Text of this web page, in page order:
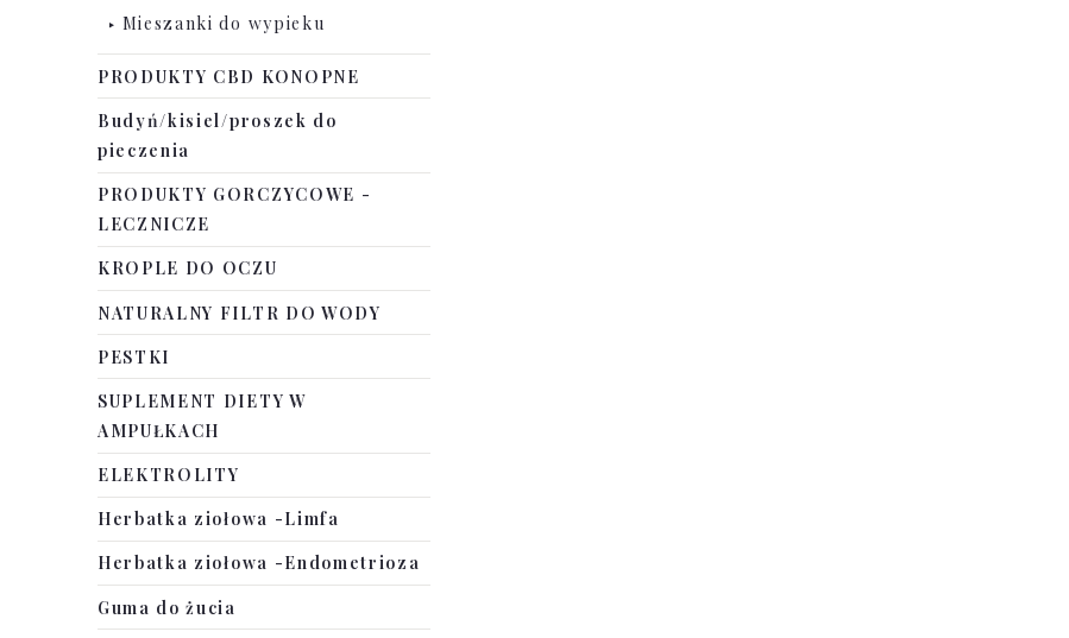
Mieszanki do wypieku
PRODUKTY CBD KONOPNE
Budyń/kisiel/proszek do
pieczenia
PRODUKTY GORCZYCOWE -
LECZNICZE
KROPLE DO OCZU
NATURALNY FILTR DO WODY
PESTKI
SUPLEMENT DIETY W
AMPUŁKACH
ELEKTROLITY
Herbatka ziołowa -Limfa
Herbatka ziołowa -Endometrioza
Guma do żucia